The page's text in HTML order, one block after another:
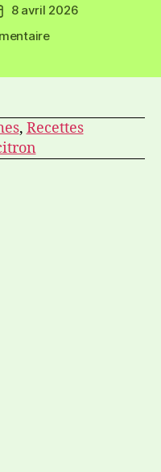
8 avril 2026
, Recettes